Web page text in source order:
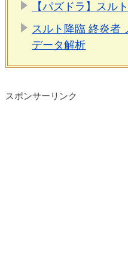
【パズドラ】スル
スルト降臨 終炎者
データ解析
スポンサーリンク